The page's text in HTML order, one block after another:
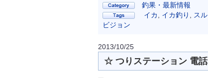
釣果・最新情報
イカ
イカ釣り ス
ビジョン
2013/10/25
☆ つりステーション 電